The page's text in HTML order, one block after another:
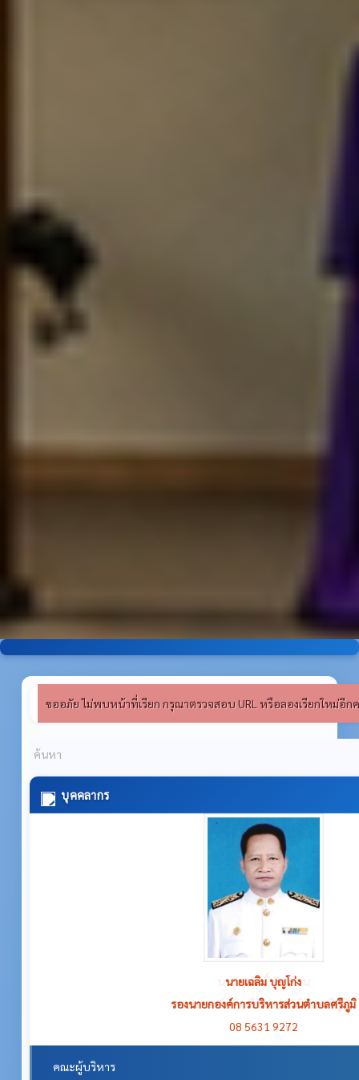
ขออภัย ไม่พบหน้าที่เรียก กรุณาตรวจสอบ URL หรือลองเรียกใหม่อีก
บุคคลากร
นายเฉลิม บุญโก่ง
รองนายกองค์การบริหารส่วนตำบลศรีภูมิ
08 5631 9272
คณะผู้บริหาร